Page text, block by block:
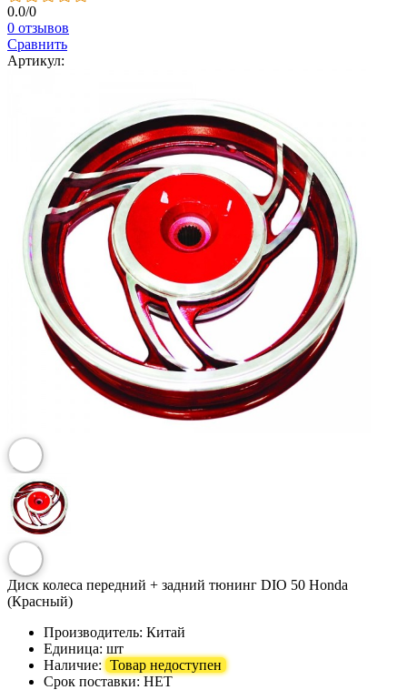
0.0/0
0 отзывов
Сравнить
Артикул:
Диск колеса передний + задний тюнинг DIO 50 Honda
(Красный)
Производитель: Китай
Единица: шт
Наличие: Товар недоступен
Срок поставки: НЕТ